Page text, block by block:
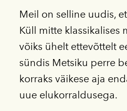
Meil on selline uudis,
Küll mitte klassikalises
võiks ühelt ettevõttelt
sündis Metsiku perre
korraks väikese aja
uue elukorraldusega.